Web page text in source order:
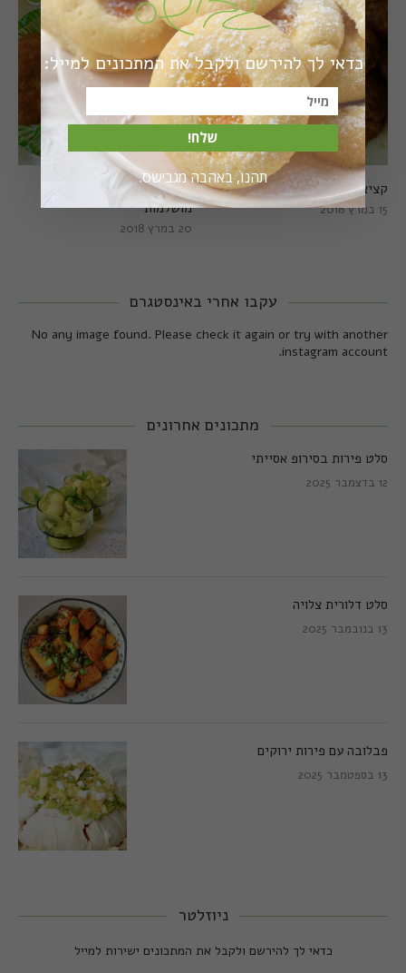
קציצות כרישה טבעוניות
מושלמות
20 במרץ 2018
קציצות כרישה מושלמות
15 במרץ 2018
עקבו אחרי באינסטגרם
No any image found. Please check it again or try with another
instagram account.
מתכונים אחרונים
סלט פירות בסירופ אסייתי
12 בדצמבר 2025
סלט דלורית צלויה
13 בנובמבר 2025
פבלובה עם פירות ירוקים
13 בספטמבר 2025
ניוזלטר
כדאי לך להירשם ולקבל את המתכונים ישירות למייל
כדאי לך להירשם ולקבל את המתכונים למייל:
שלח!
תהנו, באהבה מגבישס.